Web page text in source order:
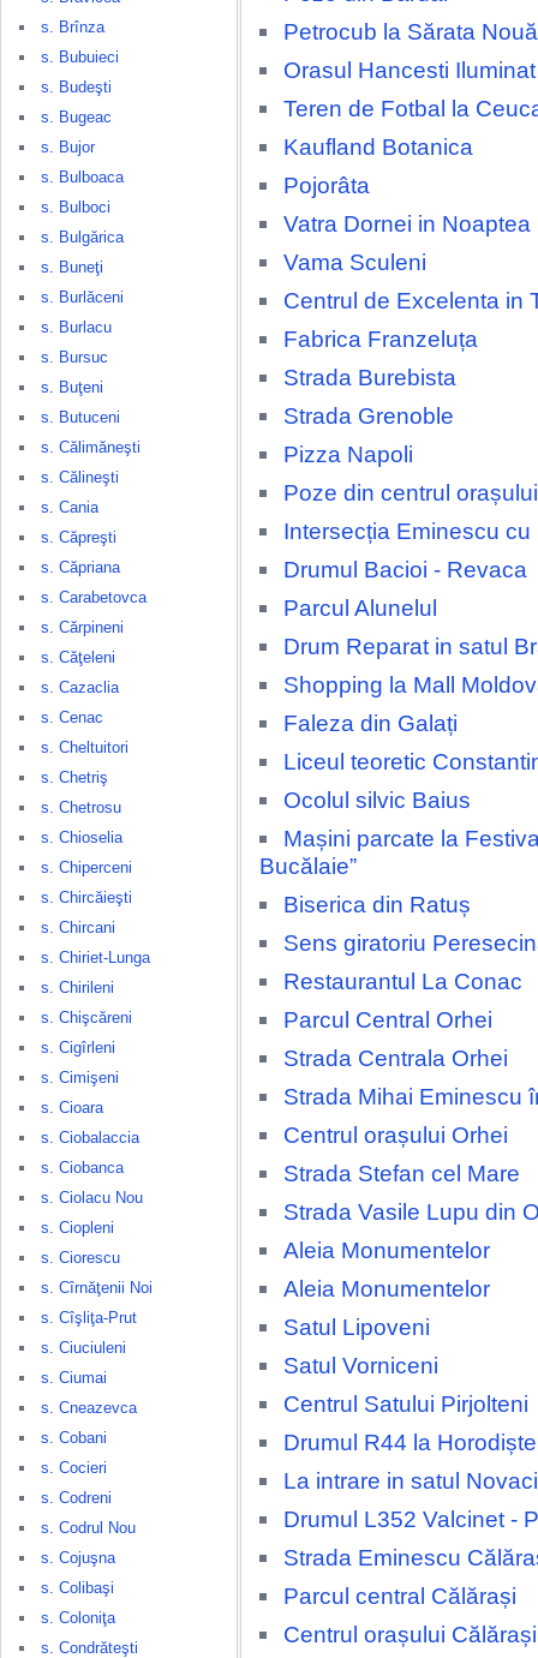
s. Brînza
s. Bubuieci
s. Budeşti
s. Bugeac
s. Bujor
s. Bulboaca
s. Bulboci
s. Bulgărica
s. Buneţi
s. Burlăceni
s. Burlacu
s. Bursuc
s. Buţeni
s. Butuceni
s. Călimăneşti
s. Călineşti
s. Cania
s. Căpreşti
s. Căpriana
s. Carabetovca
s. Cărpineni
s. Căţeleni
s. Cazaclia
s. Cenac
s. Cheltuitori
s. Chetriş
s. Chetrosu
s. Chioselia
s. Chiperceni
s. Chircăieşti
s. Chircani
s. Chiriet-Lunga
s. Chirileni
s. Chişcăreni
s. Cigîrleni
s. Cimişeni
s. Cioara
s. Ciobalaccia
s. Ciobanca
s. Ciolacu Nou
s. Ciopleni
s. Ciorescu
s. Cîrnăţenii Noi
s. Cîşliţa-Prut
s. Ciuciuleni
s. Ciumai
s. Cneazevca
s. Cobani
s. Cocieri
s. Codreni
s. Codrul Nou
s. Cojuşna
s. Colibaşi
s. Coloniţa
s. Condrăteşti
Petrocub la Sărata Nouă
Orasul Hancesti
Teren de Fotbal la
Kaufland Botanica
Pojorâta
Vatra Dornei in Noaptea
Vama Sculeni
Centrul de Excelenta in
Fabrica Franzeluța
Strada Burebista
Strada Grenoble
Pizza Napoli
Poze din centrul
Intersecția Eminescu cu
Drumul Bacioi - Revaca
Parcul Alunelul
Drum Reparat in satul
Shopping la Mall
Faleza din Galați
Liceul teoretic
Ocolul silvic Baius
Mașini parcate la
Bucălaie”
Biserica din Ratuș
Sens giratoriu
Restaurantul La Conac
Parcul Central Orhei
Strada Centrala Orhei
Strada Mihai Eminescu
Centrul orașului Orhei
Strada Stefan cel Mare
Strada Vasile Lupu din
Aleia Monumentelor
Aleia Monumentelor
Satul Lipoveni
Satul Vorniceni
Centrul Satului Pirjolteni
Drumul R44 la Horodiște
La intrare in satul Novaci
Drumul L352 Valcinet -
Strada Eminescu
Parcul central Călărași
Centrul orașului Călărași